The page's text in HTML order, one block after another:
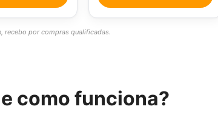
recebo por compras qualificadas.
como funciona?